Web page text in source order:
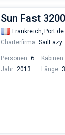
Sun Fast
Frankreich, Port
Charterfirma: SailEazy
Personen: 6 Kabinen:
Jahr: 2013 Länge: